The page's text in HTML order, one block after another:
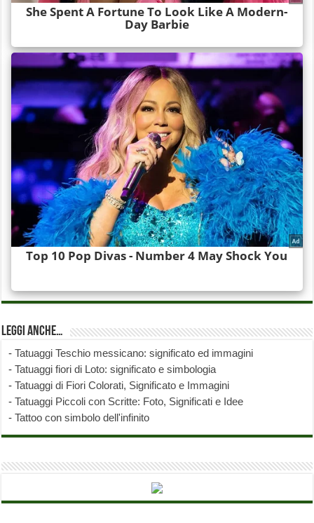
Leggi anche…
-Tatuaggi Teschio messicano: significato ed immagini
-Tatuaggi fiori di Loto: significato e simbologia
-Tatuaggi di Fiori Colorati, Significato e Immagini
-Tatuaggi Piccoli con Scritte: Foto, Significati e Idee
-Tattoo con simbolo dell'infinito